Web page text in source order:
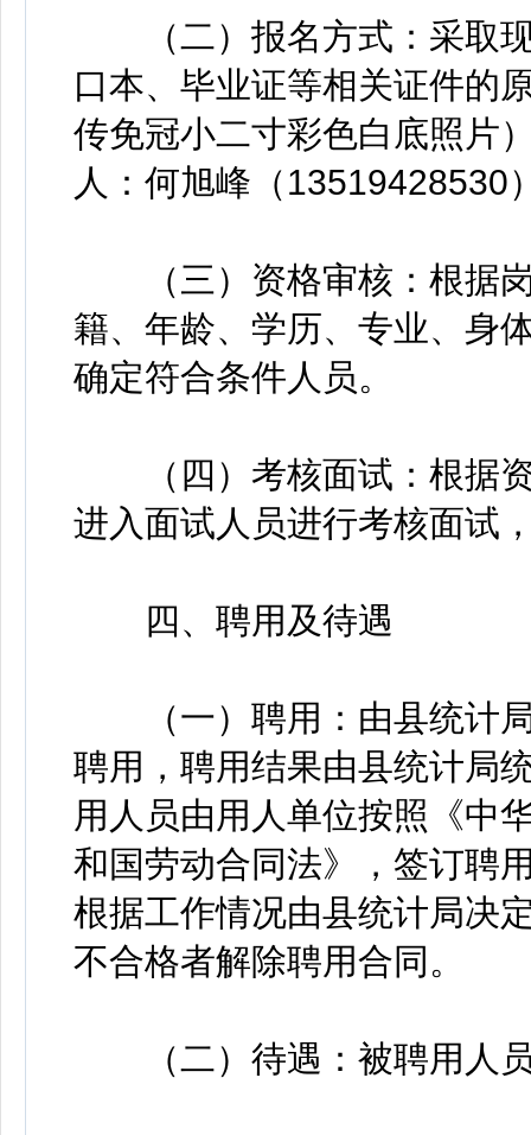
（二）报名方式：采取现
口本、毕业证等相关证件的
传免冠小二寸彩色白底照片
人：何旭峰（13519428530
（三）资格审核：根据岗
籍、年龄、学历、专业、身
确定符合条件人员。
（四）考核面试：根据资
进入面试人员进行考核面试
四、聘用及待遇
（一）聘用：由县统计局
聘用，聘用结果由县统计局
用人员由用人单位按照《中
和国劳动合同法》，签订聘
根据工作情况由县统计局决
不合格者解除聘用合同。
（二）待遇：被聘用人员